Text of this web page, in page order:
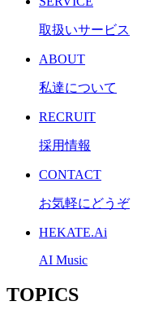
取扱いサービス
ABOUT
私達について
RECRUIT
採用情報
CONTACT
お気軽にどうぞ
HEKATE.Ai
AI Music
TOPICS